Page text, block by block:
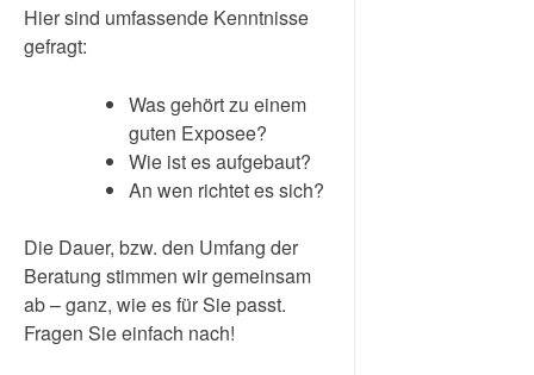
Hier sind umfassende Kenntnisse
gefragt:
Was gehört zu einem
guten Exposee?
Wie ist es aufgebaut?
An wen richtet es sich?
Die Dauer, bzw. den Umfang der
Beratung stimmen wir gemeinsam
ab – ganz, wie es für Sie passt.
Fragen Sie einfach nach!